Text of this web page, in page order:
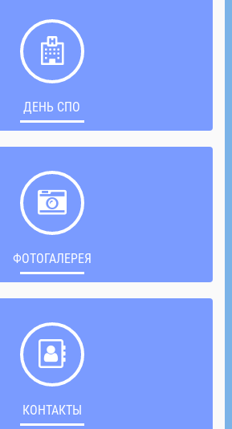
ДЕНЬ СПО
ФОТОГАЛЕРЕЯ
КОНТАКТЫ